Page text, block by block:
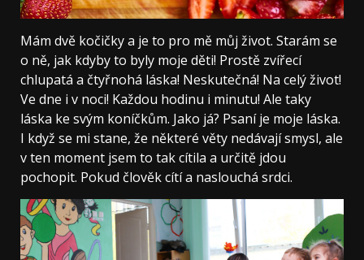
Mám dvě kočičky a je to pro mě můj život. Starám se
o ně, jak kdyby to byly moje děti! Prostě zvířecí
chlupatá a čtyřnohá láska! Neskutečná! Na celý život!
Ve dne i v noci! Každou hodinu i minutu! Ale taky
láska ke svým koníčkům. Jako já? Psaní je moje láska.
I když se mi stane, že některé věty nedávají smysl, ale
v ten moment jsem to tak cítila a určitě jdou
pochopit. Pokud člověk cítí a naslouchá srdci.